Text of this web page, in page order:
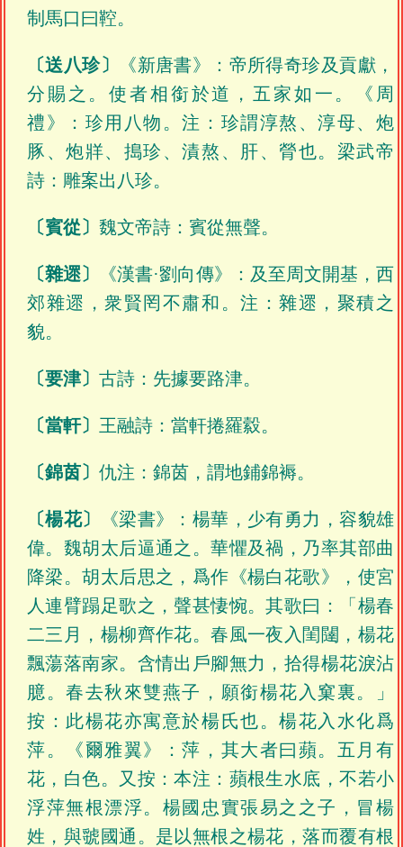
制馬口曰鞚。
〔送八珍〕
《新唐書》：帝所得奇珍及貢獻，
分賜之。使者相銜於道，五家如一。《周
禮》：珍用八物。注：珍謂淳熬、淳母、炮
豚、炮牂、搗珍、漬熬、肝、膋也。梁武帝
詩：雕案出八珍。
〔賓從〕 魏文帝詩：賓從無聲。
〔雜遝〕
《漢書·劉向傳》：及至周文開基，西
郊雜遝，衆賢罔不肅和。注：雜遝，聚積之
貌。
〔要津〕 古詩：先據要路津。
〔當軒〕 王融詩：當軒捲羅縠。
〔錦茵〕 仇注：錦茵，謂地鋪錦褥。
〔楊花〕
《梁書》：楊華，少有勇力，容貌雄
偉。魏胡太后逼通之。華懼及禍，乃率其部曲
降梁。胡太后思之，爲作《楊白花歌》，使宮
人連臂蹋足歌之，聲甚悽惋。其歌曰：「楊春
二三月，楊柳齊作花。春風一夜入閨闥，楊花
飄蕩落南家。含情出戶腳無力，拾得楊花淚沾
臆。春去秋來雙燕子，願銜楊花入窠裏。」
按：此楊花亦寓意於楊氏也。楊花入水化爲
萍。《爾雅翼》：萍，其大者曰蘋。五月有
花，白色。又按：本注：蘋根生水底，不若小
浮萍無根漂浮。楊國忠實張易之之子，冒楊
姓，與虢國通。是以無根之楊花，落而覆有根